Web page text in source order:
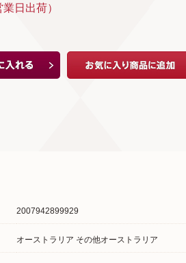
日出荷）
2007942899929
オーストラリア その他オーストラリア